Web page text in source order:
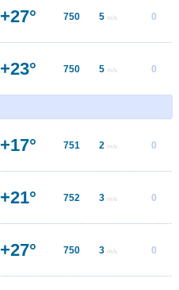
+27° 750 5 m/s 0
+23° 750 5 m/s 0
+17° 751 2 m/s 0
+21° 752 3 m/s 0
+27° 750 3 m/s 0